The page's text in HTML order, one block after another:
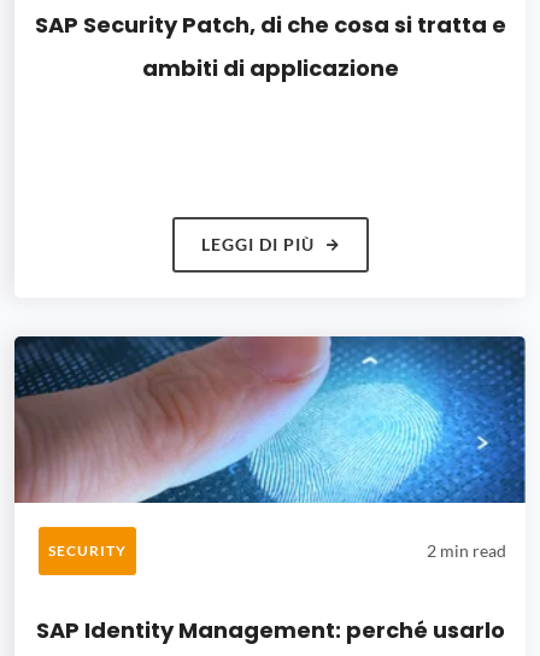
SAP Security Patch, di che cosa si tratta e
ambiti di applicazione
LEGGI DI PIÙ
SECURITY 2 min read
SAP Identity Management: perché usarlo